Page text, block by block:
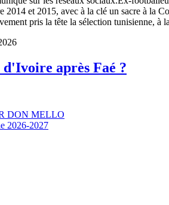
et 2015, avec à la clé un sacre à la
pris la tête la sélection tunisienne, à
après Faé ?
DON MELLO
2026-2027